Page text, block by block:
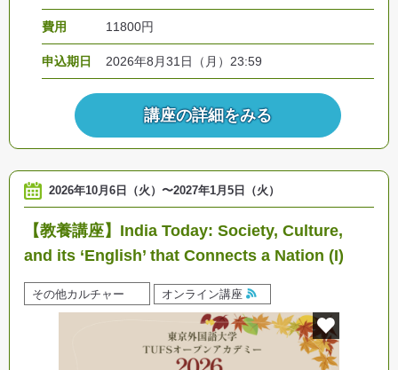
費用 11800円
申込期日 2026年8月31日（月）23:59
講座の詳細をみる
2026年10月6日（火） 〜2027年1月5日（火）
【教養講座】India Today: Society, Culture,
and its ‘English’ that Connects a Nation (I)
その他カルチャー オンライン講座